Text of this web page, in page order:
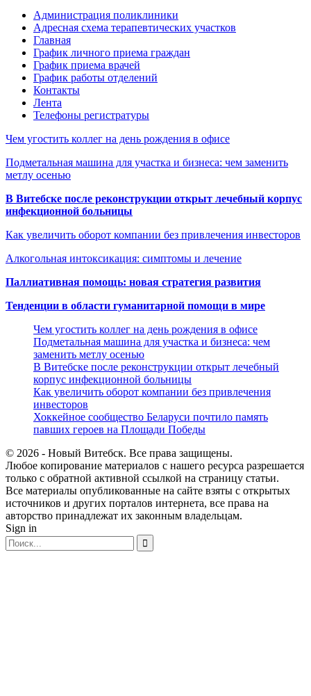
Администрация поликлиники
Адресная схема терапевтических участков
Главная
График личного приема граждан
График приема врачей
График работы отделений
Контакты
Лента
Телефоны регистратуры
Чем угостить коллег на день рождения в офисе
Подметальная машина для участка и бизнеса: чем заменить
метлу осенью
В Витебске после реконструкции открыт лечебный корпус
инфекционной больницы
Как увеличить оборот компании без привлечения инвесторов
Алкогольная интоксикация: симптомы и лечение
Паллиативная помощь: новая стратегия развития
Тенденции в области гуманитарной помощи в мире
Чем угостить коллег на день рождения в офисе
Подметальная машина для участка и бизнеса: чем
заменить метлу осенью
В Витебске после реконструкции открыт лечебный
корпус инфекционной больницы
Как увеличить оборот компании без привлечения
инвесторов
Хоккейное сообщество Беларуси почтило память
павших героев на Площади Победы
© 2026 - Новый Витебск. Все права защищены.
Любое копирование материалов с нашего ресурса разрешается
только с обратной активной ссылкой на страницу статьи.
Все материалы опубликованные на сайте взяты с открытых
источников и других порталов интернета, все права на
авторство принадлежат их законным владельцам.
Sign in